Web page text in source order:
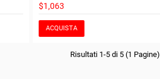
$1,063
ACQUISTA
Risultati 1-5 di 5 (1 Pagine)